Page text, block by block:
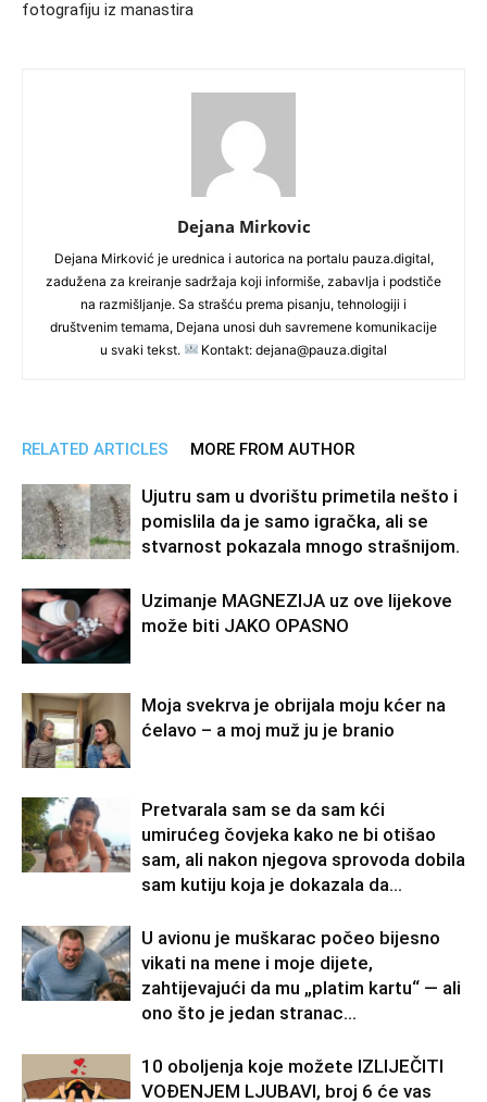
fotografiju iz manastira
Dejana Mirkovic
Dejana Mirković je urednica i autorica na portalu pauza.digital,
zadužena za kreiranje sadržaja koji informiše, zabavlja i podstiče
na razmišljanje. Sa strašću prema pisanju, tehnologiji i
društvenim temama, Dejana unosi duh savremene komunikacije
u svaki tekst.
Kontakt: dejana@pauza.digital
RELATED ARTICLES MORE FROM AUTHOR
Ujutru sam u dvorištu primetila nešto i
pomislila da je samo igračka, ali se
stvarnost pokazala mnogo strašnijom.
Uzimanje MAGNEZIJA uz ove lijekove
može biti JAKO OPASNO
Moja svekrva je obrijala moju kćer na
ćelavo – a moj muž ju je branio
Pretvarala sam se da sam kći
umirućeg čovjeka kako ne bi otišao
sam, ali nakon njegova sprovoda dobila
sam kutiju koja je dokazala da...
U avionu je muškarac počeo bijesno
vikati na mene i moje dijete,
zahtijevajući da mu „platim kartu“ — ali
ono što je jedan stranac...
10 oboljenja koje možete IZLIJEČITI
VOĐENJEM LJUBAVI, broj 6 će vas